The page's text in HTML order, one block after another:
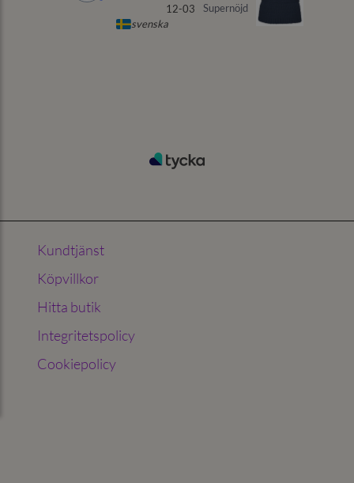
Kundtjänst
Köpvillkor
Hitta butik
Integritetspolicy
Cookiepolicy